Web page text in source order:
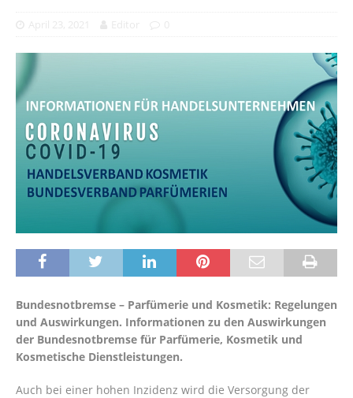
Bundesnotbremse – Parfümerie und Kosmetik: Regelungen
und Auswirkungen. Informationen zu den Auswirkungen
der Bundesnotbremse für Parfümerie, Kosmetik und
Kosmetische Dienstleistungen.
Auch bei einer hohen Inzidenz wird die Versorgung der